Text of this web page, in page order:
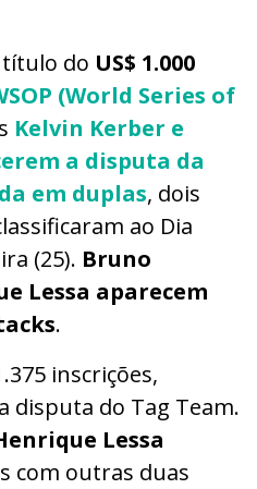
título do US$ 1.000
(World Series of
Kelvin Kerber e
a disputa da
em duplas, dois
ao Dia
(25). Bruno
Lessa aparecem
.
inscrições,
disputa do Tag Team.
Lessa
com outras duas